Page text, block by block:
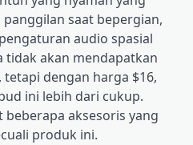
saat bepergian,
audio spasial
tidak akan mendapatkan
dengan harga $16,
ini lebih dari cukup.
beberapa aksesoris yang
produk ini.